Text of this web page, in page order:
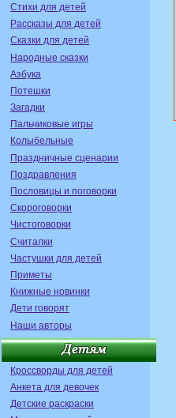
Стихи для детей
Рассказы для детей
Сказки для детей
Народные сказки
Азбука
Потешки
Загадки
Пальчиковые игры
Колыбельные
Праздничные сценарии
Поздравления
Пословицы и поговорки
Скороговорки
Чистоговорки
Считалки
Частушки для детей
Приметы
Книжные новинки
Дети говорят
Наши авторы
Кроссворды для детей
Анкета для девочек
Детские раскраски